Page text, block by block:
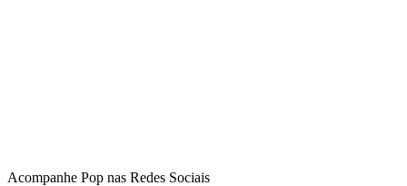
Acompanhe Pop nas Redes Sociais